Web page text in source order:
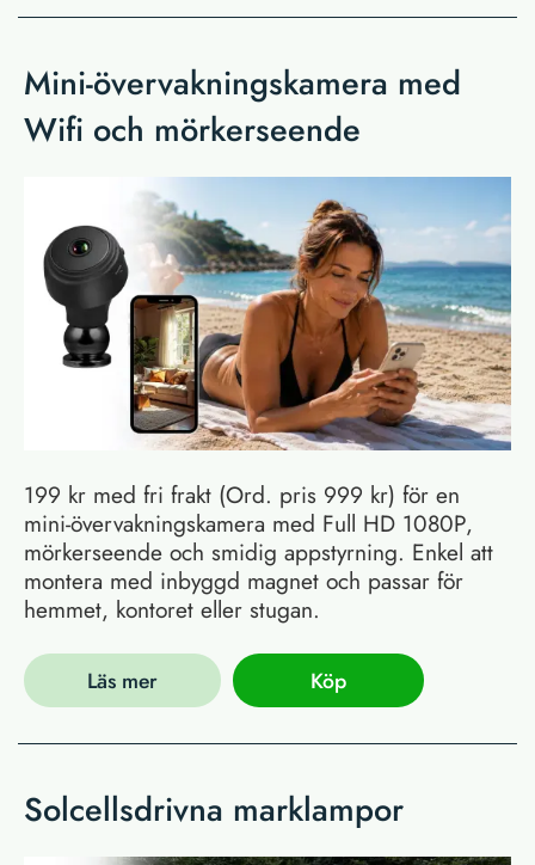
Mini-övervakningskamera med
Wifi och mörkerseende
199 kr med fri frakt (Ord. pris 999 kr) för en
mini-övervakningskamera med Full HD 1080P,
mörkerseende och smidig appstyrning. Enkel att
montera med inbyggd magnet och passar för
hemmet, kontoret eller stugan.
Läs mer Köp
Solcellsdrivna marklampor